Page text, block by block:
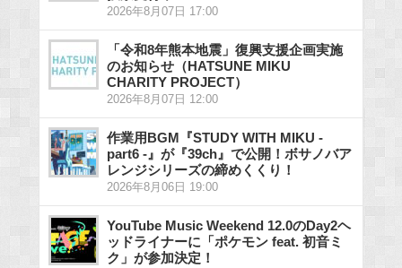
2026年8月07日 17:00
「令和8年熊本地震」復興支援企画実施
のお知らせ（HATSUNE MIKU
CHARITY PROJECT）
2026年8月07日 12:00
作業用BGM『STUDY WITH MIKU -
part6 -』が『39ch』で公開！ボサノバア
レンジシリーズの締めくくり！
2026年8月06日 19:00
YouTube Music Weekend 12.0のDay2ヘ
ッドライナーに「ポケモン feat. 初音ミ
ク」が参加決定！